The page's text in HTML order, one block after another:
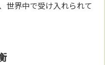
世界中で受け入れられて